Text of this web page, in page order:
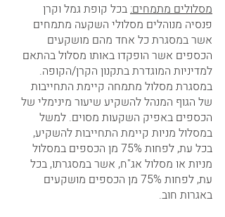
מסלולים מתמחים: בכל קופת גמל וקרן
פנסיה מנוהלים מסלולי השקעה מתמחים
אשר במסגרת כל אחד מהם מושקעים
הכספים אשר הופקדו באותו מסלול בהתאם
למדיניות המוגדרת בתקנון הקרן/הקופה.
במסגרת מסלול מתמחה קיימת התחייבות
של הגוף המנהל להשקיע שיעור מינימלי של
הכספים באפיק השקעות מסוים. למשל
במסלול מניות קיימת התחייבות להשקיע,
בכל עת, לפחות 75% מן הכספים במסלול
מניות או מסלול אג"ח, אשר במסגרתו, בכל
עת, לפחות 75% מן הכספים מושקעים
באגרות חוב.